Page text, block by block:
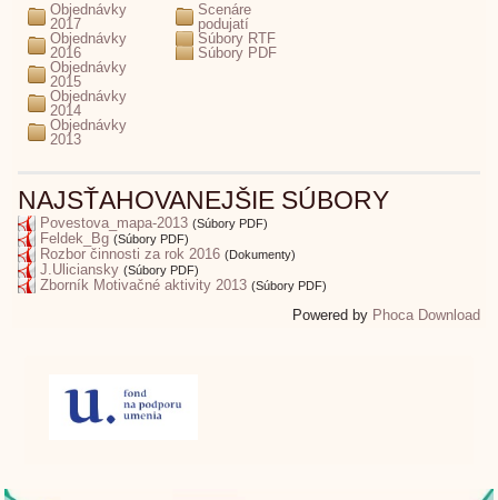
Objednávky
2017
Objednávky
2016
Objednávky
2015
Objednávky
2014
Objednávky
2013
Scenáre
podujatí
Súbory RTF
Súbory PDF
NAJSŤAHOVANEJŠIE SÚBORY
Povestova_mapa-2013 (Súbory PDF)
Feldek_Bg (Súbory PDF)
Rozbor činnosti za rok 2016 (Dokumenty)
J.Uliciansky (Súbory PDF)
Zborník Motivačné aktivity 2013 (Súbory PDF)
Powered by Phoca Download